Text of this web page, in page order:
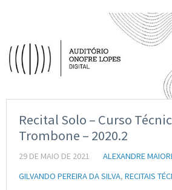
Recital Solo – Curso
Trombone – 2020.2
29 DE MAIO DE 2021
ALEXANDRE
GILVANDO PEREIRA DA SILVA, RECITAIS